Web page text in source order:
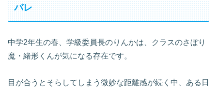
バレ
中学2年生の春、学級委員長のりんかは、クラスのさぼり
魔・緒形くんが気になる存在です。
目が合うとそらしてしまう微妙な距離感が続く中、ある日